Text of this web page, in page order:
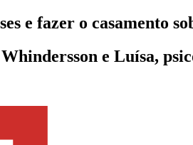
e fazer o casamento
e Luísa,